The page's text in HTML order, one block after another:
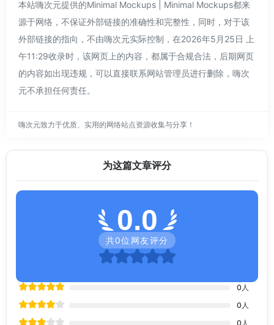
本站嗨次元提供的Minimal Mockups | Minimal Mockups都来
源于网络，不保证外部链接的准确性和完整性，同时，对于该
外部链接的指向，不由嗨次元实际控制，在2026年5月25日 上
午11:29收录时，该网页上的内容，都属于合规合法，后期网页
的内容如出现违规，可以直接联系网站管理员进行删除，嗨次
元不承担任何责任。
嗨次元致力于优质、实用的网络站点资源收集与分享！
为这篇文章评分
0.0
共0位网友评分
0 人
0 人
0 人